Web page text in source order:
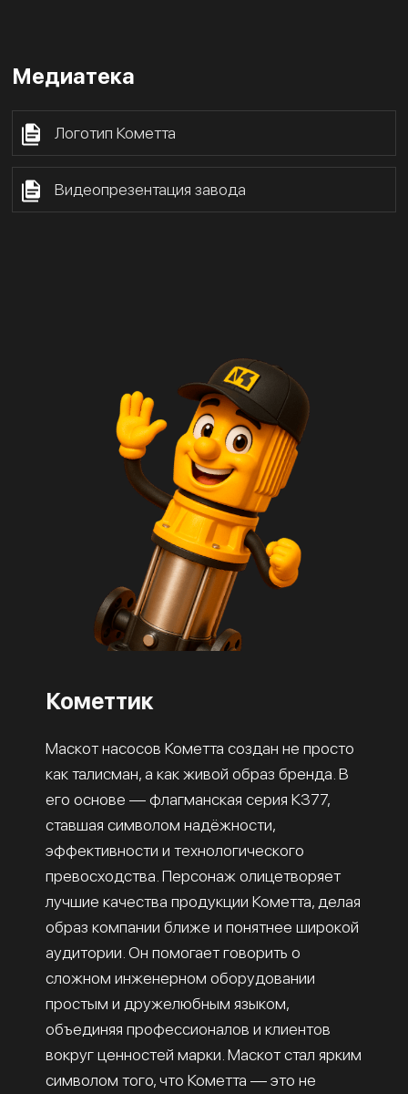
Медиатека
Логотип Кометта
Видеопрезентация завода
Кометтик
Маскот насосов Кометта создан не просто
как талисман, а как живой образ бренда. В
его основе — флагманская серия К377,
ставшая символом надёжности,
эффективности и технологического
превосходства. Персонаж олицетворяет
лучшие качества продукции Кометта, делая
образ компании ближе и понятнее широкой
аудитории. Он помогает говорить о
сложном инженерном оборудовании
простым и дружелюбным языком,
объединяя профессионалов и клиентов
вокруг ценностей марки. Маскот стал ярким
символом того, что Кометта — это не